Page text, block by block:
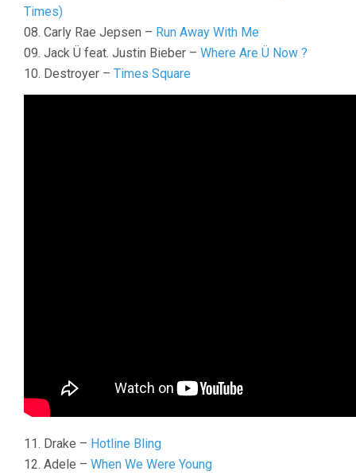
Times)
08. Carly Rae Jepsen – Run Away With Me
09. Jack Ü feat. Justin Bieber – Where Are Ü Now ?
10. Destroyer – Times Square
11. Drake – Hotline Bling
12. Adele – When We Were Young